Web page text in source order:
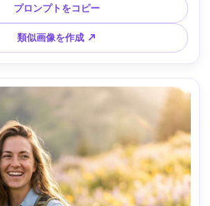
スト、プラスチック感のない肌、目にフォ
ーカス、高解像度 --ar 4:5
プロンプトをコピー
類似画像を作成 ↗